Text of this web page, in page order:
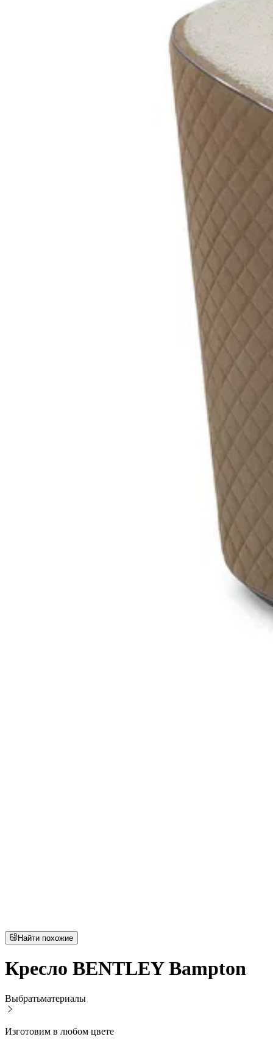
Найти похожие
Кресло BENTLEY Bampton
Выбратьматериалы
Изготовим в любом цвете